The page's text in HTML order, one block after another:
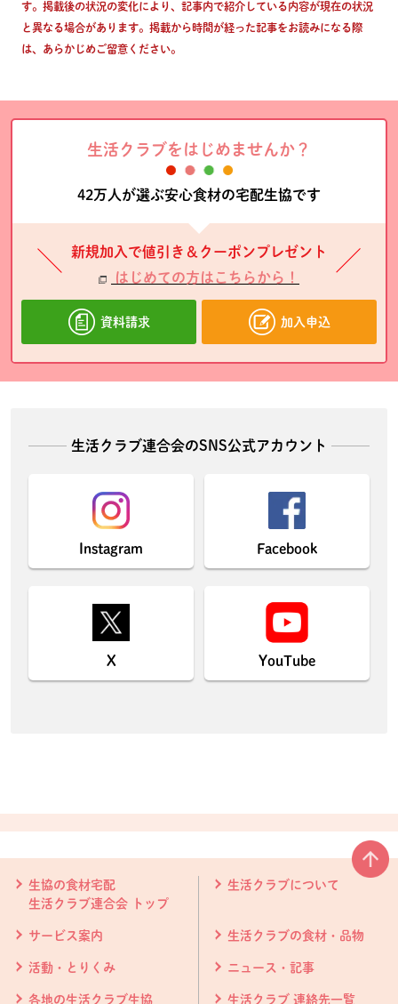
す。掲載後の状況の変化により、記事内で紹介している内容が現在の状況
と異なる場合があります。掲載から時間が経った記事をお読みになる際
は、あらかじめご留意ください。
生活クラブをはじめませんか？
42万人が選ぶ安心食材の宅配生協です
新規加入で値引き＆クーポンプレゼント
はじめての方はこちらから！
資料請求 加入申込
生活クラブ連合会のSNS公式アカウント
Instagram Facebook
X YouTube
生協の食材宅配
生活クラブ連合会 トップ
生活クラブについて
サービス案内 生活クラブの食材・品物
活動・とりくみ ニュース・記事
各地の生活クラブ生協 生活クラブ 連絡先一覧